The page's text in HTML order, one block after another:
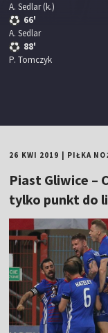
A. Sedlar(k.)
66'
A. Sedlar
88'
P. Tomczyk
26 KWI 2019 PIŁKA
Piast Gliwice –
tylko punkt do